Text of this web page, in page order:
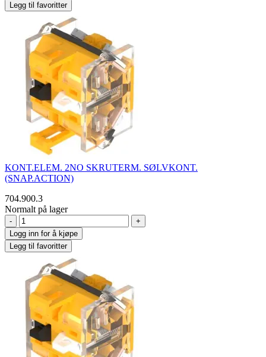
Legg til favoritter
KONT.ELEM. 2NO SKRUTERM. SØLVKONT.
(SNAP.ACTION)
704.900.3
Normalt på lager
-
+
Logg inn for å kjøpe
Legg til favoritter